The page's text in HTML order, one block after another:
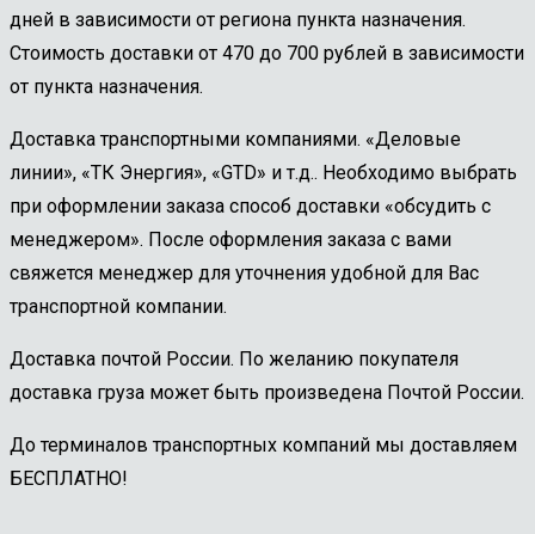
дней в зависимости от региона пункта назначения.
Стоимость доставки от 470 до 700 рублей в зависимости
от пункта назначения.
Доставка транспортными компаниями. «Деловые
линии», «ТК Энергия», «GTD» и т.д.. Необходимо выбрать
при оформлении заказа способ доставки «обсудить с
менеджером». После оформления заказа с вами
свяжется менеджер для уточнения удобной для Вас
транспортной компании.
Доставка почтой России. По желанию покупателя
доставка груза может быть произведена Почтой России.
До терминалов транспортных компаний мы доставляем
БЕСПЛАТНО!